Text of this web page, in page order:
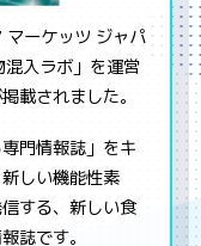
マーケッツ ジャパ
入ラボ」を運営
載されました。
門情報誌」をキ
しい機能性素
する、新しい食
誌です。